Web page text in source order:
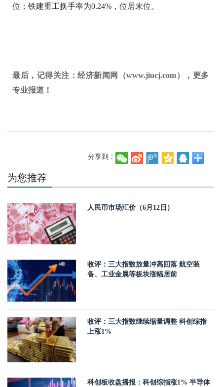
位；铁建重工换手率为0.24%，位居末位。
最后，记得关注：经济新闻网（www.jiucj.com），更多
专业报道！
分享到：
为您推荐
人民币市场汇价（6月12日）
收评：三大指数放量冲高回落 航空装
备、工业金属等板块涨幅居前
收评：三大指数继续缩量调整 科创综指
上涨1%
科创板收盘播报：科创综指涨1% 半导体